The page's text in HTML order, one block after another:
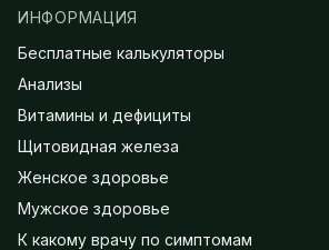
ИНФОРМАЦИЯ
Бесплатные калькуляторы
Анализы
Витамины и дефициты
Щитовидная железа
Женское здоровье
Мужское здоровье
К какому врачу по симптомам